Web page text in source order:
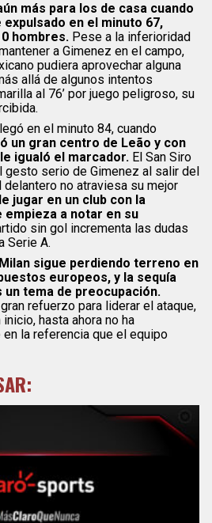
más para los de casa cuando
en el minuto 67,
hombres. Pese a la inferioridad
a Gimenez en el campo,
pudiera aprovechar alguna
allá de algunos intentos
al 76’ por juego peligroso, su
en el minuto 84, cuando
un gran centro de Leão y con
igualó el marcador. El San Siro
gesto serio de Gimenez al salir del
no atraviesa su mejor
jugar en un club con la
empieza a notar en su
sin gol incrementa las dudas
Serie A.
sigue perdiendo terreno en
europeos, y la sequía
un tema de preocupación.
refuerzo para liderar el ataque,
hasta ahora no ha
la referencia que el equipo